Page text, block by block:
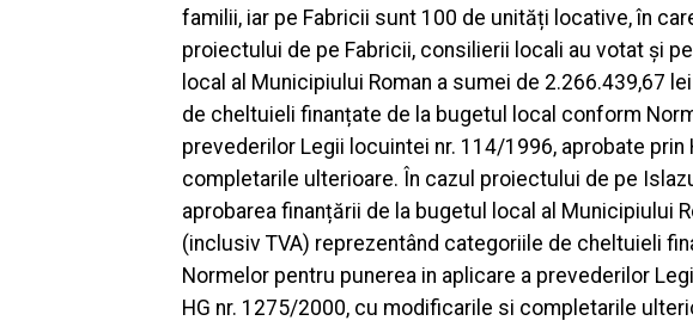
familii, iar pe Fabricii sunt 100 de unități locative, în
proiectului de pe Fabricii, consilierii locali au votat și
local al Municipiului Roman a sumei de 2.266.439,67
de cheltuieli finanțate de la bugetul local conform
prevederilor Legii locuintei nr. 114/1996, aprobate
completarile ulterioare. În cazul proiectului de pe
aprobarea finanțării de la bugetul local al Municipiului
(inclusiv TVA) reprezentând categoriile de cheltuieli
Normelor pentru punerea in aplicare a prevederilor
HG nr. 1275/2000, cu modificarile si completarile